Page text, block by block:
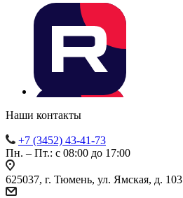
Наши контакты
+7 (3452) 43-41-73
Пн. – Пт.: с 08:00 до 17:00
625037, г. Тюмень, ул. Ямская, д. 103